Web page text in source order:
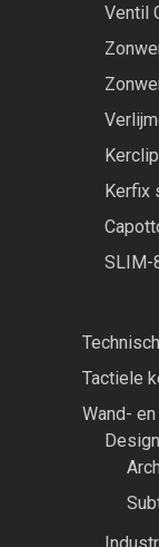
Ventil
Kerfix
SLIM-
Tactiele
Wand-